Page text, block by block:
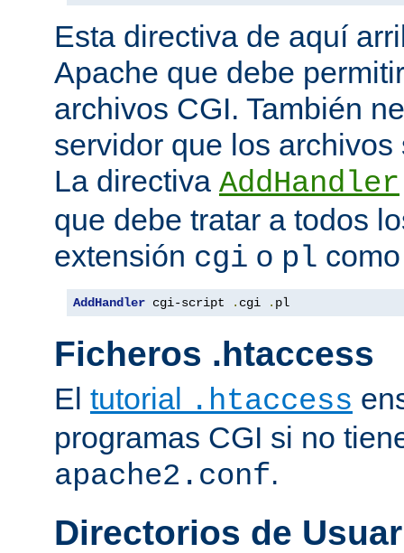
Esta directiva de aquí
Apache que debe
archivos CGI. También
servidor que los
La directiva AddHandler
que debe tratar a todos
extensión cgi o pl
AddHandler cgi-script . cgi . pl
Ficheros .htaccess
El tutorial .htaccess
programas CGI si no
apache2.conf.
Directorios de